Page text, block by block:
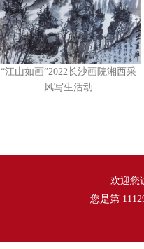
“江山如画”2022长沙画院湘西采
风写生活动
欢迎您
您是第